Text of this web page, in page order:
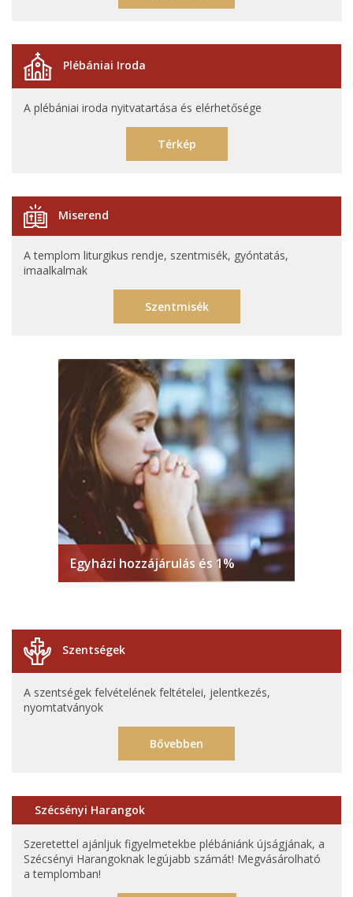
Plébániai Iroda
A plébániai iroda nyitvatartása és elérhetősége
Térkép
Miserend
A templom liturgikus rendje, szentmisék, gyóntatás,
imaalkalmak
Szentmisék
Egyházi hozzájárulás és 1%
Szentségek
A szentségek felvételének feltételei, jelentkezés,
nyomtatványok
Bővebben
Szécsényi Harangok
Szeretettel ajánljuk figyelmetekbe plébániánk újságjának, a
Szécsényi Harangoknak legújabb számát! Megvásárolható
a templomban!